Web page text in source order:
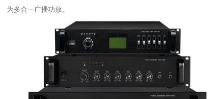
为多合一广播功放。